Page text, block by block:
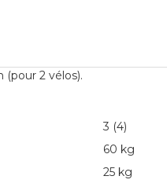
2 vélos).
3 (4)
60 kg
25 kg